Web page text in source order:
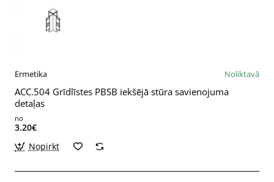
Ermetika Noliktavā
ACC.504 Grīdlīstes PBSB iekšējā stūra savienojuma
detaļas
no
3.20€
Nopirkt